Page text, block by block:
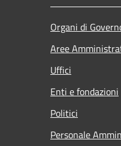
Organi di
Aree
Uffici
Enti e fondazioni
Politici
Personale